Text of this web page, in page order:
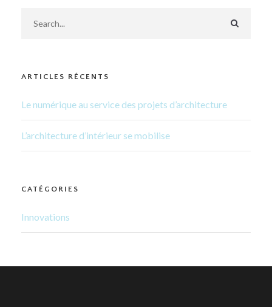
ARTICLES RÉCENTS
Le numérique au service des projets d’architecture
L’architecture d’intérieur se mobilise
CATÉGORIES
Innovations